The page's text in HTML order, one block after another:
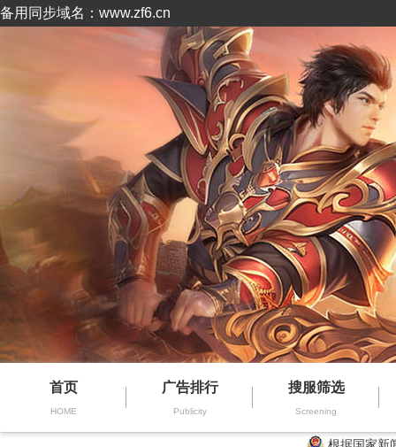
备用同步域名：www.zf6.cn
首页
HOME
广告排行
Publicity
搜服筛选
Screening